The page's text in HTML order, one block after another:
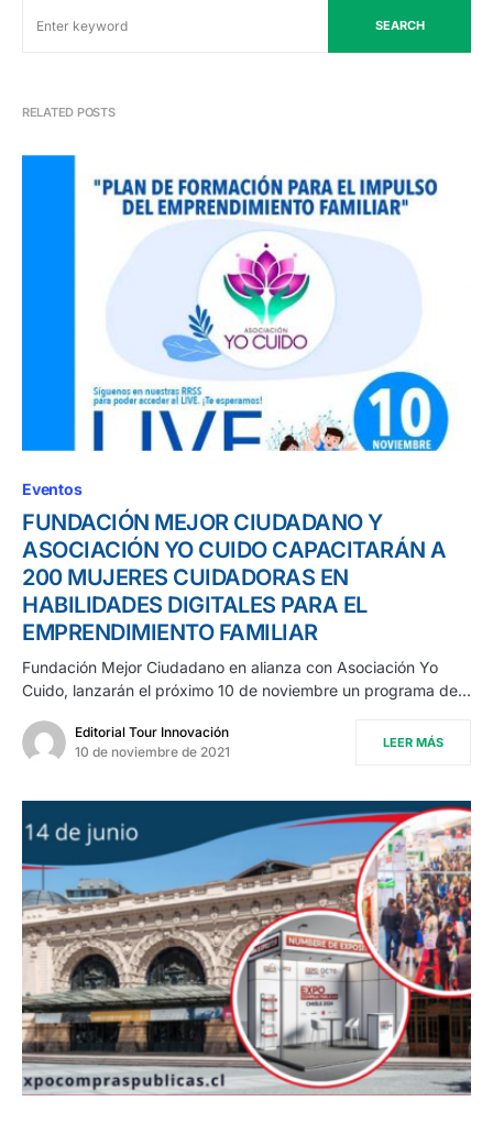
SEARCH
RELATED POSTS
Eventos
FUNDACIÓN MEJOR CIUDADANO Y
ASOCIACIÓN YO CUIDO CAPACITARÁN A
200 MUJERES CUIDADORAS EN
HABILIDADES DIGITALES PARA EL
EMPRENDIMIENTO FAMILIAR
Fundación Mejor Ciudadano en alianza con Asociación Yo
Cuido, lanzarán el próximo 10 de noviembre un programa de…
Editorial Tour Innovación
10 de noviembre de 2021
LEER MÁS